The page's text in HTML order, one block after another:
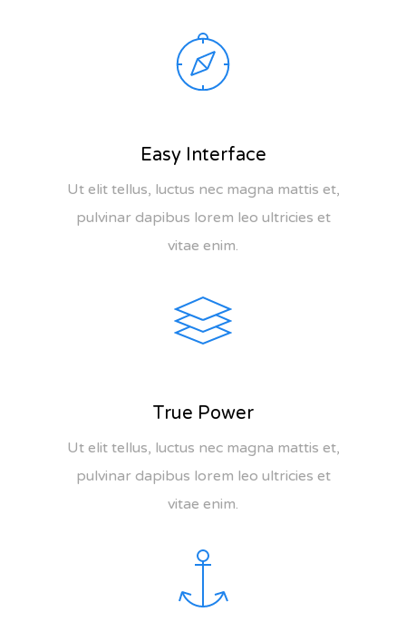
Easy Interface
Ut elit tellus, luctus nec magna mattis et,
pulvinar dapibus lorem leo ultricies et
vitae enim.
True Power
Ut elit tellus, luctus nec magna mattis et,
pulvinar dapibus lorem leo ultricies et
vitae enim.